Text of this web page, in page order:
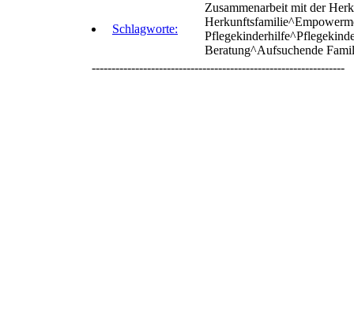
Schlagworte:
Zusammenarbeit mit der
Beratung^Aufsuchende
----------------------------------------------------------------